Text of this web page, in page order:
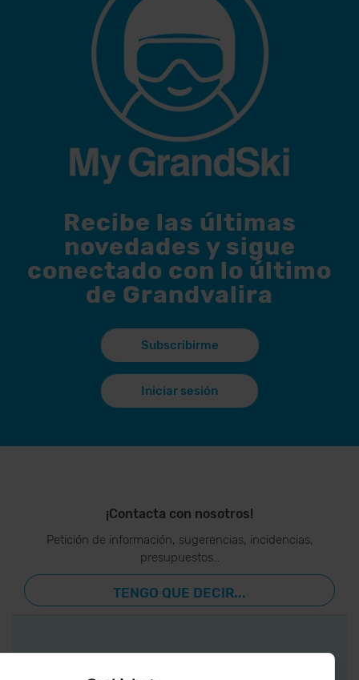
Recibe las últimas
novedades y sigue
conectado con lo último
de Grandvalira
Subscribirme
Iniciar sesión
¡Contacta con nosotros!
Petición de información, sugerencias, incidencias,
presupuestos…
TENGO QUE DECIR...